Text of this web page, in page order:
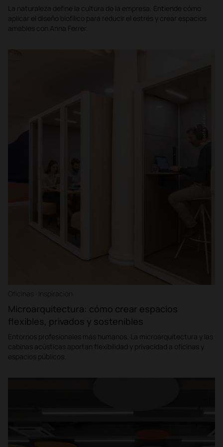
La naturaleza define la cultura de la empresa. Entiende cómo
aplicar el diseño biofílico para reducir el estrés y crear espacios
amables con Anna Ferrer.
Oficinas · Inspiración
Microarquitectura: cómo crear espacios
flexibles, privados y sostenibles
Entornos profesionales más humanos. La microarquitectura y las
cabinas acústicas aportan flexibilidad y privacidad a oficinas y
espacios públicos.